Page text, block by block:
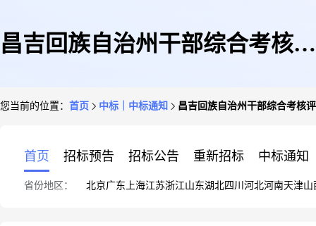
昌吉回族自治州干部综合考核评
您当前的位置： 首页 中标｜中标通知 昌吉回族自治州干部综合考核
首页 招标预告 招标公告 重新招标 中标通知
省份地区： 北京广东 上海江苏浙江山东湖北四川 河北河南天津山